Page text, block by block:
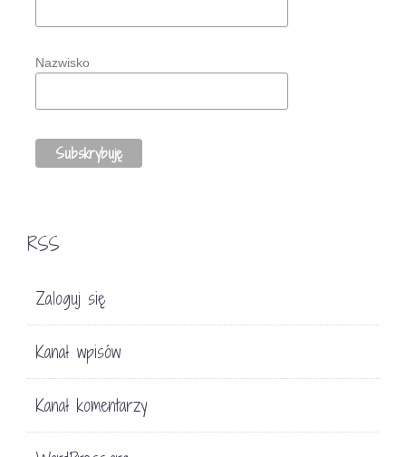
Nazwisko
RSS
Zaloguj się
Kanał wpisów
Kanał komentarzy